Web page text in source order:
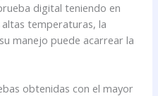
digital teniendo en
temperaturas, la
manejo puede acarrear la
obtenidas con el mayor